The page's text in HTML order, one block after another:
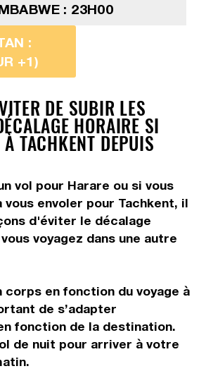
: 23H00
:
+1)
DE SUBIR LES
HORAIRE SI
TACHKENT DEPUIS
vol pour Harare ou si vous
vous envoler pour Tachkent, il
d'éviter le décalage
voyagez dans une autre
corps en fonction du voyage à
de s’adapter
fonction de la destination.
de nuit pour arriver à votre